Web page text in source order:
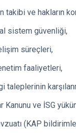
takibi ve hakların
sistem güvenliği,
süreçleri,
faaliyetleri,
taleplerinin
Kanunu ve İSG
(KAP